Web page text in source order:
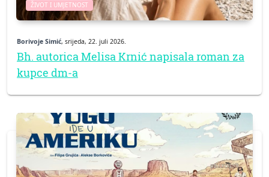
ŽIVOT I UMJETNOST
Borivoje Simić, srijeda, 22. juli 2026.
Bh. autorica Melisa Krnić napisala roman za
kupce dm-a